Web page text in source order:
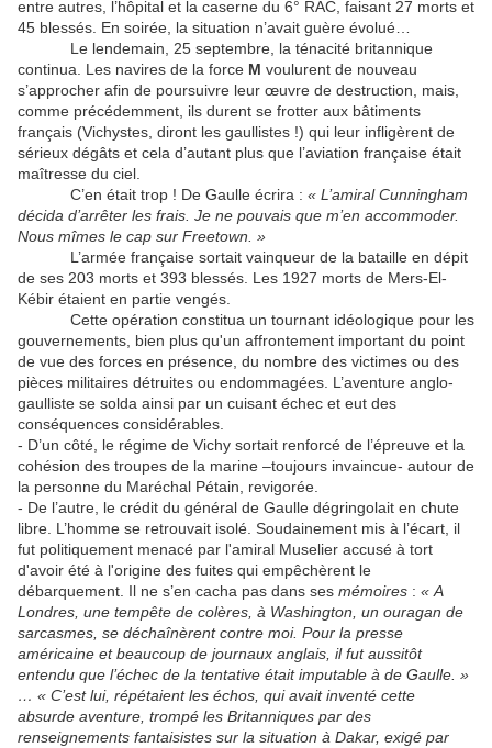
entre autres, l’hôpital et la caserne du 6° RAC, faisant 27 morts et
45 blessés. En soirée, la situation n’avait guère évolué…
Le lendemain, 25 septembre, la ténacité britannique
continua. Les navires de la force M voulurent de nouveau
s’approcher afin de poursuivre leur œuvre de destruction, mais,
comme précédemment, ils durent se frotter aux bâtiments
français (Vichystes, diront les gaullistes !) qui leur infligèrent de
sérieux dégâts et cela d’autant plus que l’aviation française était
maîtresse du ciel.
C’en était trop ! De Gaulle écrira : « L’amiral Cunningham
décida d’arrêter les frais. Je ne pouvais que m’en accommoder.
Nous mîmes le cap sur Freetown. »
L’armée française sortait vainqueur de la bataille en dépit
de ses 203 morts et 393 blessés. Les 1927 morts de Mers-El-
Kébir étaient en partie vengés.
Cette opération constitua un tournant idéologique pour les
gouvernements, bien plus qu'un affrontement important du point
de vue des forces en présence, du nombre des victimes ou des
pièces militaires détruites ou endommagées. L’aventure anglo-
gaulliste se solda ainsi par un cuisant échec et eut des
conséquences considérables.
- D’un côté, le régime de Vichy sortait renforcé de l’épreuve et la
cohésion des troupes de la marine –toujours invaincue- autour de
la personne du Maréchal Pétain, revigorée.
- De l’autre, le crédit du général de Gaulle dégringolait en chute
libre. L’homme se retrouvait isolé. Soudainement mis à l’écart, il
fut politiquement menacé par l'amiral Muselier accusé à tort
d'avoir été à l'origine des fuites qui empêchèrent le
débarquement. Il ne s’en cacha pas dans ses mémoires : « A
Londres, une tempête de colères, à Washington, un ouragan de
sarcasmes, se déchaînèrent contre moi. Pour la presse
américaine et beaucoup de journaux anglais, il fut aussitôt
entendu que l’échec de la tentative était imputable à de Gaulle. »
… « C’est lui, répétaient les échos, qui avait inventé cette
absurde aventure, trompé les Britanniques par des
renseignements fantaisistes sur la situation à Dakar, exigé par